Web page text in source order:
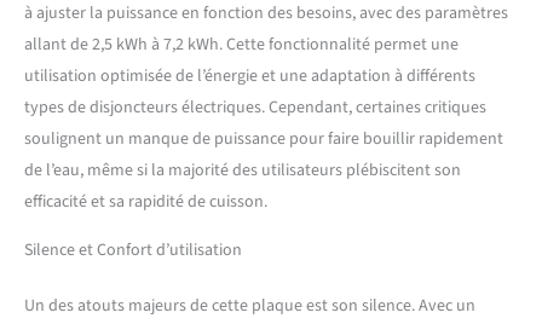
à ajuster la puissance en fonction des besoins, avec des paramètres
allant de 2,5 kWh à 7,2 kWh. Cette fonctionnalité permet une
utilisation optimisée de l’énergie et une adaptation à différents
types de disjoncteurs électriques. Cependant, certaines critiques
soulignent un manque de puissance pour faire bouillir rapidement
de l’eau, même si la majorité des utilisateurs plébiscitent son
efficacité et sa rapidité de cuisson.
Silence et Confort d’utilisation
Un des atouts majeurs de cette plaque est son silence. Avec un